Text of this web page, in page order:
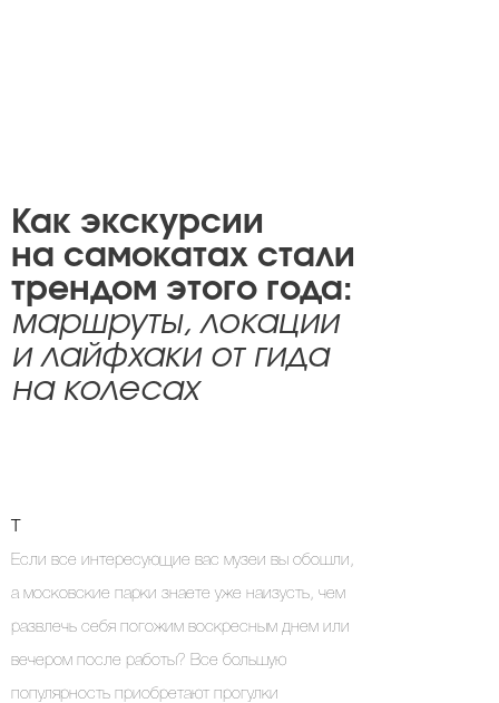
Викторины
Как экскурсии
на самокатах стали
трендом этого года:
маршруты, локации
и лайфхаки от гида
на колесах
Если все интересующие вас музеи вы обошли,
а московские парки знаете уже наизусть, чем
развлечь себя погожим воскресным днем или
вечером после работы? Все большую
популярность приобретают прогулки